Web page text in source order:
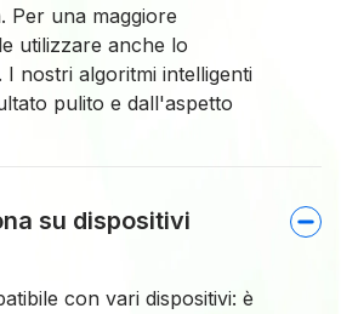
Per una maggiore
utilizzare anche lo
nostri algoritmi intelligenti
pulito e dall'aspetto
su dispositivi
con vari dispositivi: è